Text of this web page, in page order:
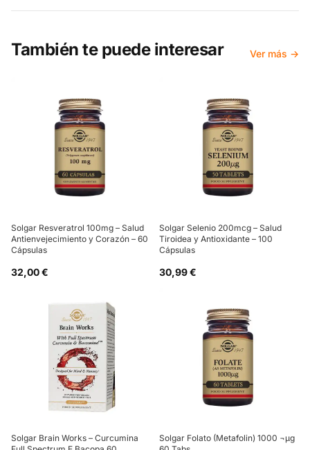
También te puede interesar Ver más →
Solgar Resveratrol 100mg – Salud
Antienvejecimiento y Corazón – 60
Cápsulas
32,00 €
Solgar Selenio 200mcg – Salud
Tiroidea y Antioxidante – 100
Cápsulas
30,99 €
Solgar Brain Works – Curcumina
Solgar Folato (Metafolin) 1000 ¬µg